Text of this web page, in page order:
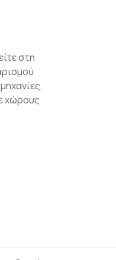
στη
χώρους